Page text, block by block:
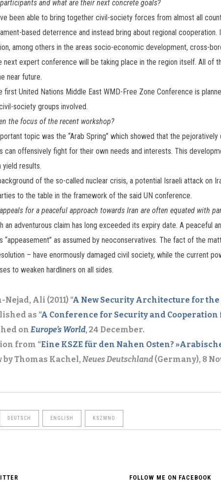
and what are their next concrete goals?
been able to bring together civil-society forces from almost all
based deterrence and instead bring about regional
among others in the areas socio-economic development, cross-
next expert conference will be taking place in the region itself. All of
near future.
first United Nations Middle East WMD-Free Zone Conference is
society groups involved.
the focus of the recent workshop?
topic was the “Arab Spring” which showed that the
can offensively fight for their own needs and interests. This
yield results.
of the so-called nuclear crisis, a potential Israeli attack on
to the table in the framework of the said UN conference.
for a peaceful approach towards Iran are often equated with
an adventurous claim has long exceeded its expiry date. A peaceful
“appeasement” as assumed by neoconservatives. The fact of the
– have enormously damaged civil society, while the current
to weaken hardliners on all sides.
Ali (2011) “A New Security Architecture for the
as “A Conference for Security and Cooperation
on Europe’s World, 24 December.
from “Eine KSZE für den Nahen Osten?
Thomas Kachel,Neues Deutschland(Germany), 8
DEUTSCH ENGLISH KSZMNO
FOLLOW ME ON FACEBOOK